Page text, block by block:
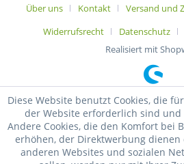
Über uns Kontakt
Versand und
Widerrufsrecht
Datenschutz
Realisiert mit
Diese Website benutzt Cookies, die
der Website erforderlich sind und
Andere Cookies, die den Komfort bei
erhöhen, der Direktwerbung
anderen Websites und sozialen